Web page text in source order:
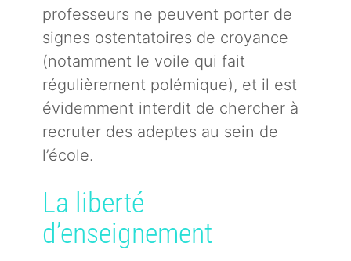
professeurs ne peuvent porter de
signes ostentatoires de croyance
(notamment le voile qui fait
régulièrement polémique), et il est
évidemment interdit de chercher à
recruter des adeptes au sein de
l’école.
La liberté
d’enseignement